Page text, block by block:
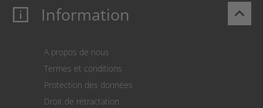
Mon compte
Paiement
keyboard_arrow_up
Information
A propos de nous
Termes et conditions
Protection des données
Droit de rétractation